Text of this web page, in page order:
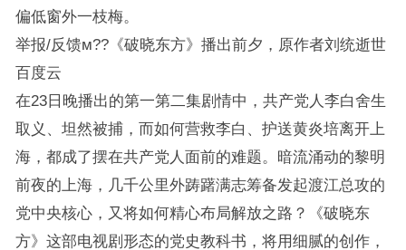
偏低窗外一枝梅。
举报/反馈м??《破晓东方》播出前夕，原作者刘统逝世
百度云
在23日晚播出的第一第二集剧情中，共产党人李白舍生
取义、坦然被捕，而如何营救李白、护送黄炎培离开上
海，都成了摆在共产党人面前的难题。暗流涌动的黎明
前夜的上海，几千公里外踌躇满志筹备发起渡江总攻的
党中央核心，又将如何精心布局解放之路？《破晓东
方》这部电视剧形态的党史教科书，将用细腻的创作，